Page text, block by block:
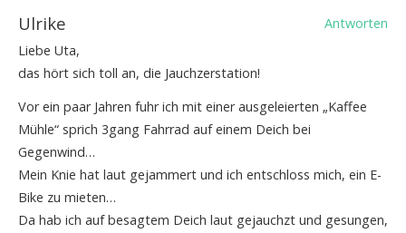
Ulrike
Antworten
Liebe Uta,
das hört sich toll an, die Jauchzerstation!
Vor ein paar Jahren fuhr ich mit einer ausgeleierten „Kaffee
Mühle“ sprich 3gang Fahrrad auf einem Deich bei
Gegenwind…
Mein Knie hat laut gejammert und ich entschloss mich, ein E-
Bike zu mieten…
Da hab ich auf besagtem Deich laut gejauchzt und gesungen,